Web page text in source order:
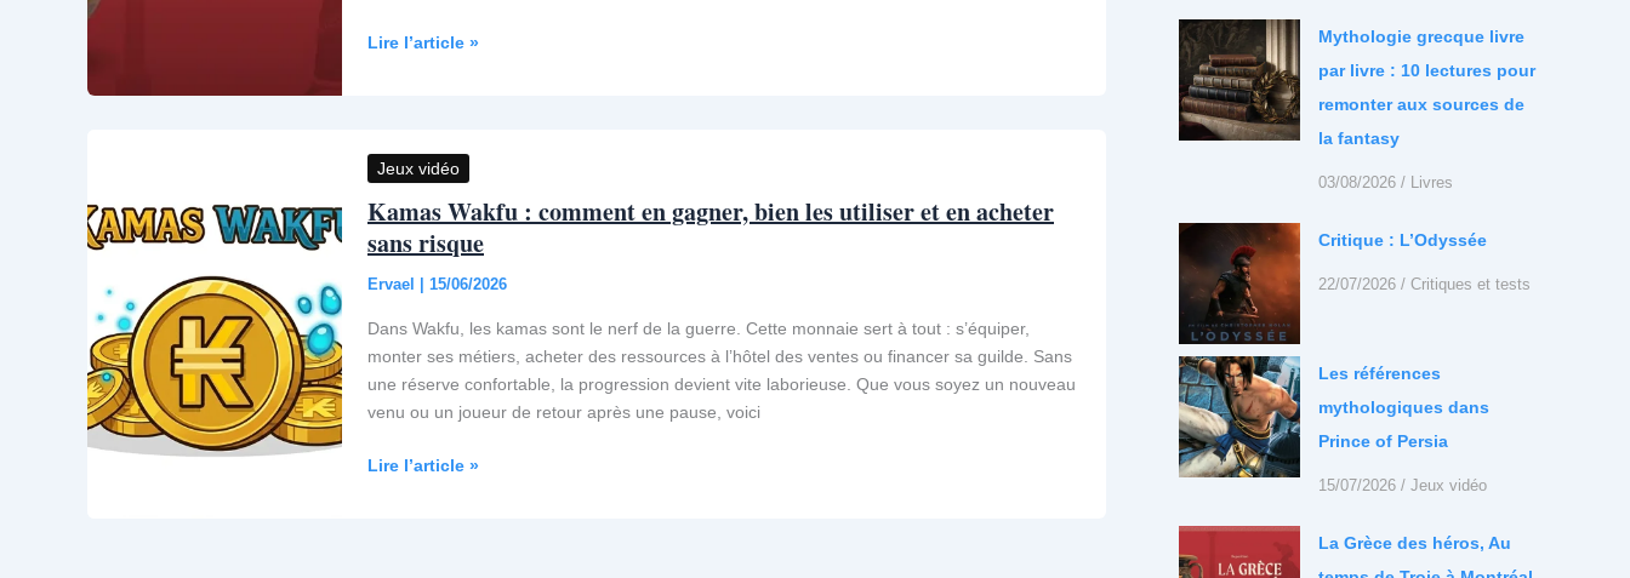
La
Au
temps
de
Troie
Montréal
Lire l’article »
Jeux vidéo
Kamas Wakfu : comment en gagner, bien les utiliser et en acheter
sans risque
Ervael 15/06/2026
Dans Wakfu, les kamas sont le nerf de la guerre. Cette monnaie sert à tout : s’équiper,
monter ses métiers, acheter des ressources à l’hôtel des ventes ou financer sa guilde. Sans
une réserve confortable, la progression devient vite laborieuse. Que vous soyez un nouveau
venu ou un joueur de retour après une pause, voici
Kamas
Lire l’article »
Mythologie grecque livre
par livre : 10 lectures pour
remonter aux sources de
la fantasy
03/08/2026 / Livres
Critique : L’Odyssée
22/07/2026 / Critiques et tests
Les références
mythologiques dans
Prince of Persia
15/07/2026 / Jeux vidéo
La Grèce des héros, Au